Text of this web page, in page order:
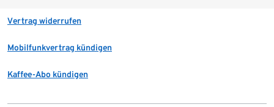
Vertrag widerrufen
Mobilfunkvertrag kündigen
Kaffee-Abo kündigen